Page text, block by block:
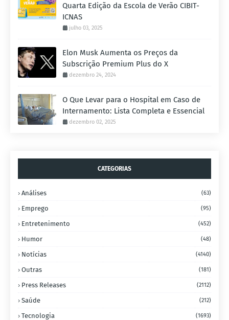
Quarta Edição da Escola de Verão CIBIT-
ICNAS
julho 03, 2025
Elon Musk Aumenta os Preços da
Subscrição Premium Plus do X
dezembro 24, 2024
O Que Levar para o Hospital em Caso de
Internamento: Lista Completa e Essencial
dezembro 02, 2025
CATEGORIAS
Análises (63)
Emprego (95)
Entretenimento (452)
Humor (48)
Notícias (4140)
Outras (181)
Press Releases (2112)
Saúde (212)
Tecnologia (1693)